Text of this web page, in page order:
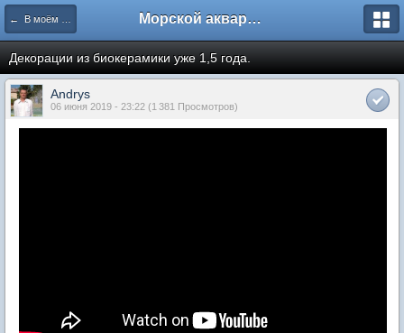
← В моём аквариуме Морской аквариум. Форумы ReefCentral.ru
Декорации из биокерамики уже 1,5 года.
Andrys
06 июня 2019 - 23:22 (1 381 Просмотров)